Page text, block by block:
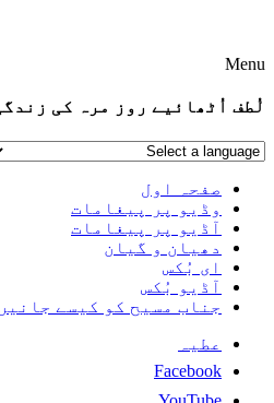
Menu
لُطف اُٹھائیے روز مرہ کی
صفحہ اول
وڈیو پر پیغامات
آڈیو پر پیغامات
دھیان و گیان
ای بُکس
آڈیو بُکس
جناب مسیح کو کیسے
عطیہ
Facebook